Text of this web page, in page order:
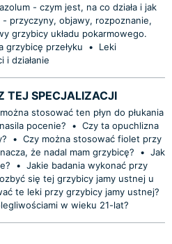
- czym jest, na co działa i jak
- przyczyny, objawy, rozpoznanie,
grzybicy układu pokarmowego.
grzybicę przełyku
•
Leki
i działanie
TEJ SPECJALIZACJI
stosować ten płyn do płukania
pocenie? • Czy ta opuchlizna
• Czy można stosować fiolet przy
że nadal mam grzybicę? • Jak
• Jakie badania wykonać przy
się tej grzybicy jamy ustnej u
te leki przy grzybicy jamy ustnej?
w wieku 21-lat?